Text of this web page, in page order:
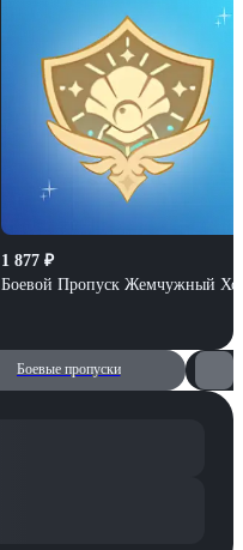
1 877 ₽
Боевой Пропуск Жемчужный
Боевые пропуски